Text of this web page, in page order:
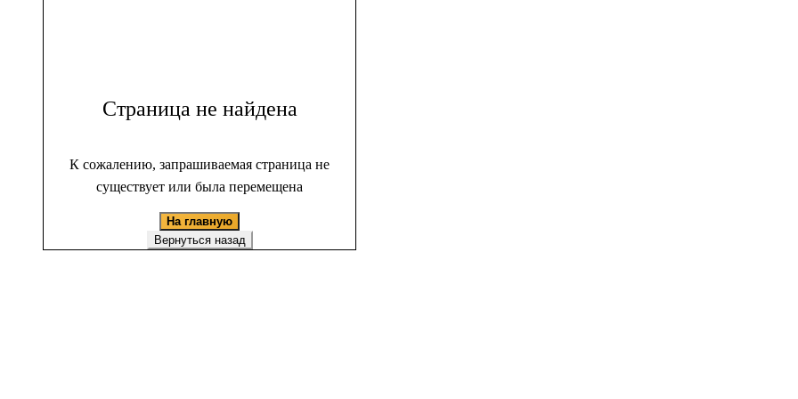
Страница не найдена
К сожалению, запрашиваемая страница не
существует или была перемещена
На главную
Вернуться назад